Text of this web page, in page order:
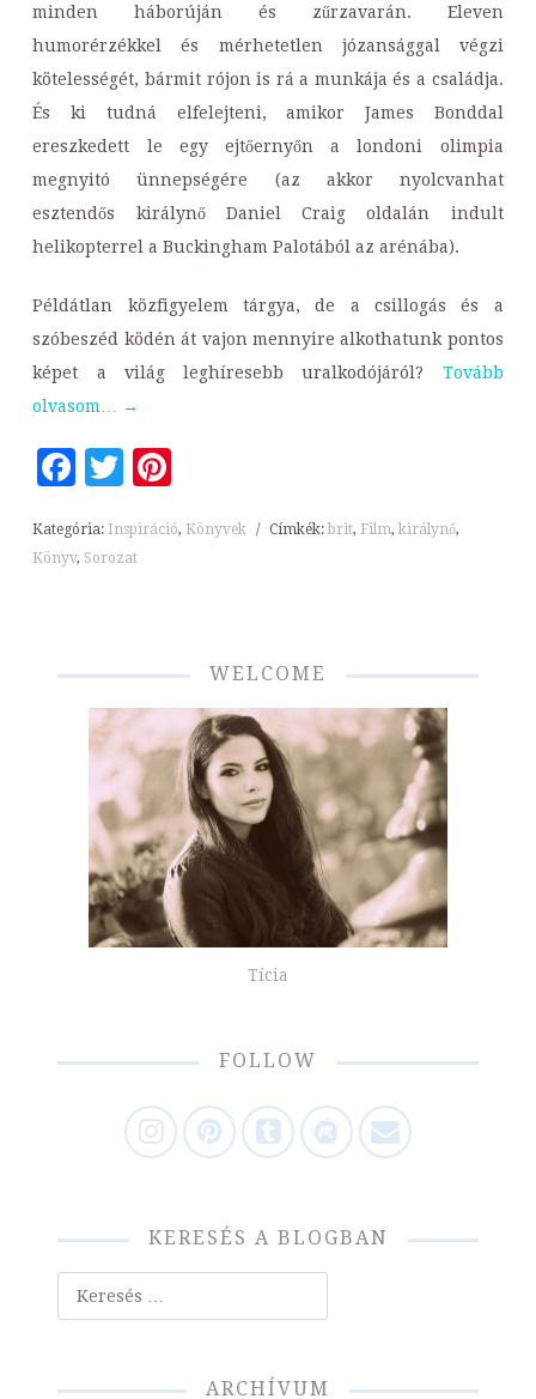
minden háborúján és zűrzavarán. Eleven
humorérzékkel és mérhetetlen józansággal végzi
kötelességét, bármit rójon is rá a munkája és a családja.
És ki tudná elfelejteni, amikor James Bonddal
ereszkedett le egy ejtőernyőn a londoni olimpia
megnyitó ünnepségére (az akkor nyolcvanhat
esztendős királynő Daniel Craig oldalán indult
helikopterrel a Buckingham Palotából az arénába).
Példátlan közfigyelem tárgya, de a csillogás és a
szóbeszéd ködén át vajon mennyire alkothatunk pontos
képet a világ leghíresebb uralkodójáról?
Tovább
olvasom… →
Facebook
Twitter
Kategória: Inspiráció, Könyvek / Címkék:brit, Film,királynő,
Könyv, Sorozat
WELCOME
Tícia
FOLLOW
KERESÉS A BLOGBAN
Keresés
ARCHÍVUM